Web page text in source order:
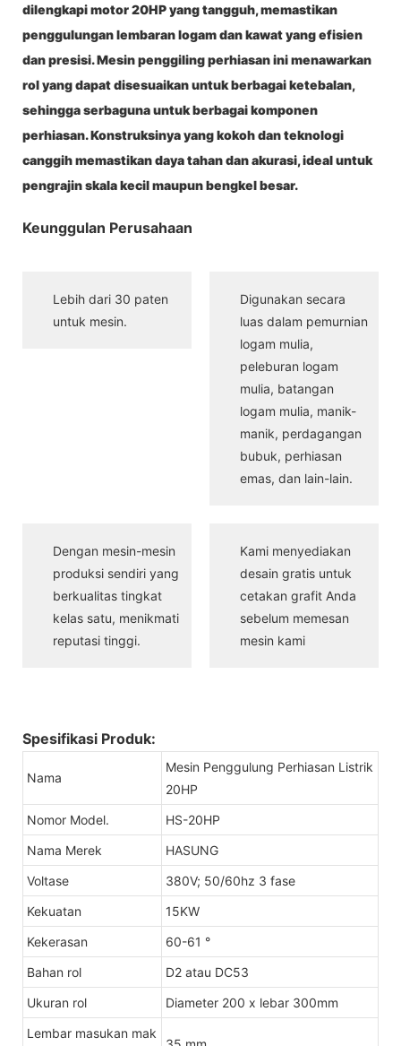
dilengkapi motor 20HP yang tangguh, memastikan
penggulungan lembaran logam dan kawat yang efisien
dan presisi. Mesin penggiling perhiasan ini menawarkan
rol yang dapat disesuaikan untuk berbagai ketebalan,
sehingga serbaguna untuk berbagai komponen
perhiasan. Konstruksinya yang kokoh dan teknologi
canggih memastikan daya tahan dan akurasi, ideal untuk
pengrajin skala kecil maupun bengkel besar.
Keunggulan Perusahaan
Lebih dari 30 paten
untuk mesin.
Digunakan secara
luas dalam pemurnian
logam mulia,
peleburan logam
mulia, batangan
logam mulia, manik-
manik, perdagangan
bubuk, perhiasan
emas, dan lain-lain.
Dengan mesin-mesin
produksi sendiri yang
berkualitas tingkat
kelas satu, menikmati
reputasi tinggi.
Kami menyediakan
desain gratis untuk
cetakan grafit Anda
sebelum memesan
mesin kami
Spesifikasi Produk:
Nama
Mesin Penggulung Perhiasan Listrik
20HP
Nomor Model.
HS-20HP
Nama Merek
HASUNG
Voltase
380V; 50/60hz 3 fase
Kekuatan
15KW
Kekerasan
60-61 °
Bahan rol
D2 atau DC53
Ukuran rol
Diameter 200 x lebar 300mm
Lembar masukan mak